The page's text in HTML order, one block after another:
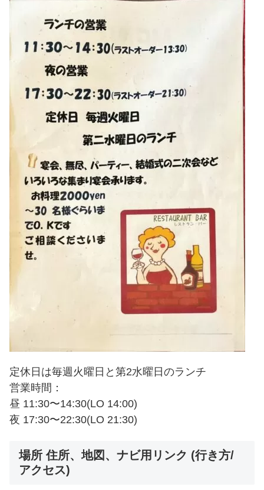
定休日は毎週火曜日と第2水曜日のランチ
営業時間：
昼 11:30〜14:30(LO 14:00)
夜 17:30〜22:30(LO 21:30)
場所 住所、地図、ナビ用リンク (行き方/
アクセス)